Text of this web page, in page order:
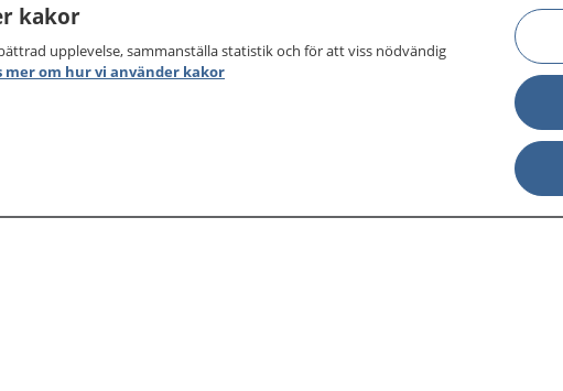
om sjukdomar och
Other languages
kakor
upplevelse, sammanställa statistik och för att viss nödvändig
mer om hur vi använder kakor